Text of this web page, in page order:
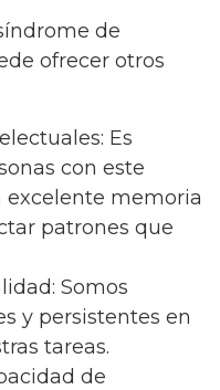
de
ofrecer otros
Es
con este
memoria
patrones que
Somos
y persistentes en
tareas.
de